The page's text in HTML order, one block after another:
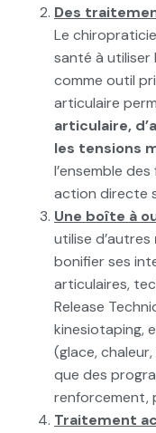
Des
Le
santé à utiliser
comme outil
articulaire
articulaire,
les tensions
l’ensemble
action directe
Une boîte à
utilise d’autres
bonifier ses
articulaires,
Release
kinesiotaping,
(glace,
que des
renforcement,
Traitement